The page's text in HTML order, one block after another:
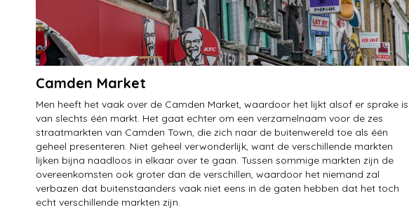
Camden Market
Men heeft het vaak over de Camden Market, waardoor het lijkt alsof er sprake is
van slechts één markt. Het gaat echter om een verzamelnaam voor de zes
straatmarkten van Camden Town, die zich naar de buitenwereld toe als één
geheel presenteren. Niet geheel verwonderlijk, want de verschillende markten
lijken bijna naadloos in elkaar over te gaan. Tussen sommige markten zijn de
overeenkomsten ook groter dan de verschillen, waardoor het niemand zal
verbazen dat buitenstaanders vaak niet eens in de gaten hebben dat het toch
echt verschillende markten zijn.